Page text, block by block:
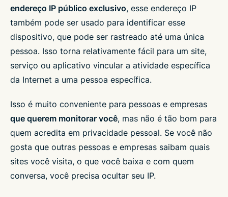
endereço IP público exclusivo, esse endereço IP
também pode ser usado para identificar esse
dispositivo, que pode ser rastreado até uma única
pessoa. Isso torna relativamente fácil para um site,
serviço ou aplicativo vincular a atividade específica
da Internet a uma pessoa específica.
Isso é muito conveniente para pessoas e empresas
que querem monitorar você, mas não é tão bom para
quem acredita em privacidade pessoal. Se você não
gosta que outras pessoas e empresas saibam quais
sites você visita, o que você baixa e com quem
conversa, você precisa ocultar seu IP.